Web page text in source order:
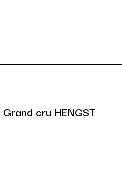
cru HENGST